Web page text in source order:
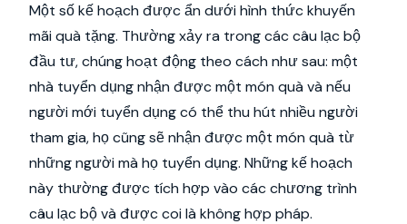
Một số kế hoạch được ẩn dưới hình thức khuyến
mãi quà tặng. Thường xảy ra trong các câu lạc bộ
đầu tư, chúng hoạt động theo cách như sau: một
nhà tuyển dụng nhận được một món quà và nếu
người mới tuyển dụng có thể thu hút nhiều người
tham gia, họ cũng sẽ nhận được một món quà từ
những người mà họ tuyển dụng. Những kế hoạch
này thường được tích hợp vào các chương trình
câu lạc bộ và được coi là không hợp pháp.